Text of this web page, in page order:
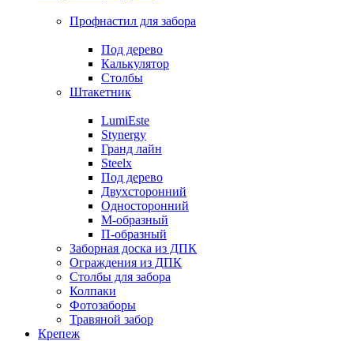
Профнастил для забора
Под дерево
Калькулятор
Столбы
Штакетник
LumiEste
Stynergy
Гранд лайн
Steelx
Под дерево
Двухсторонний
Односторонний
М-образный
П-образный
Заборная доска из ДПК
Ограждения из ДПК
Столбы для забора
Колпаки
Фотозаборы
Травяной забор
Крепеж